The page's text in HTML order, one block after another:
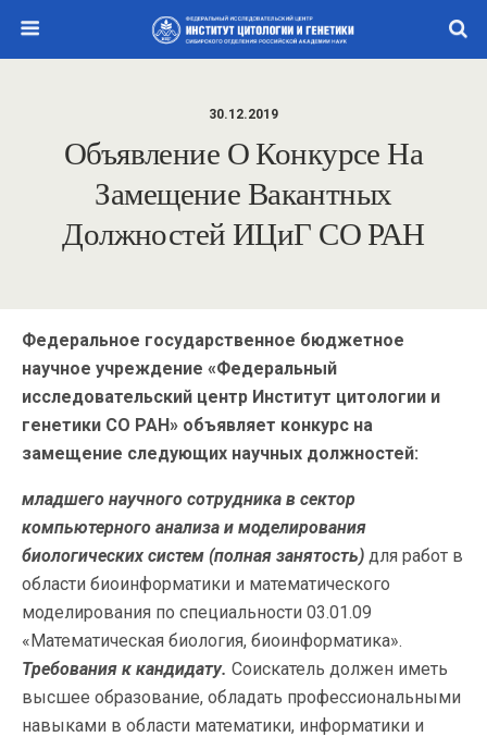
30.12.2019
Объявление О Конкурсе На
Замещение Вакантных
Должностей ИЦиГ СО РАН
Федеральное государственное бюджетное
научное учреждение «Федеральный
исследовательский центр Институт цитологии и
генетики СО РАН» объявляет конкурс на
замещение следующих научных должностей:
младшего научного сотрудника в сектор
компьютерного анализа и моделирования
биологических систем (полная занятость) для работ в
области биоинформатики и математического
моделирования по специальности 03.01.09
«Математическая биология, биоинформатика».
Требования к кандидату. Соискатель должен иметь
высшее образование, обладать профессиональными
навыками в области математики, информатики и